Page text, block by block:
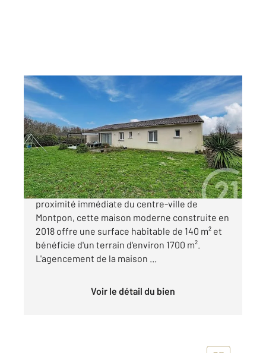
MONTPON MENESTEROL 24
140,70 m
, 7 pièces
Ref : 11015
Maison à vendre
234 000 €
Située dans un secteur recherché et à
proximité immédiate du centre-ville de
Montpon, cette maison moderne construite en
2018 offre une surface habitable de 140 m² et
bénéficie d'un terrain d'environ 1700 m².
L'agencement de la maison ...
Voir le détail du bien